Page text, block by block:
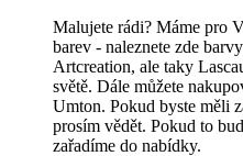
Malujete rádi? Máme pro
barev - naleznete zde
Artcreation, ale taky
světě. Dále můžete
Umton. Pokud byste měli
prosím vědět. Pokud to
zařadíme do nabídky.